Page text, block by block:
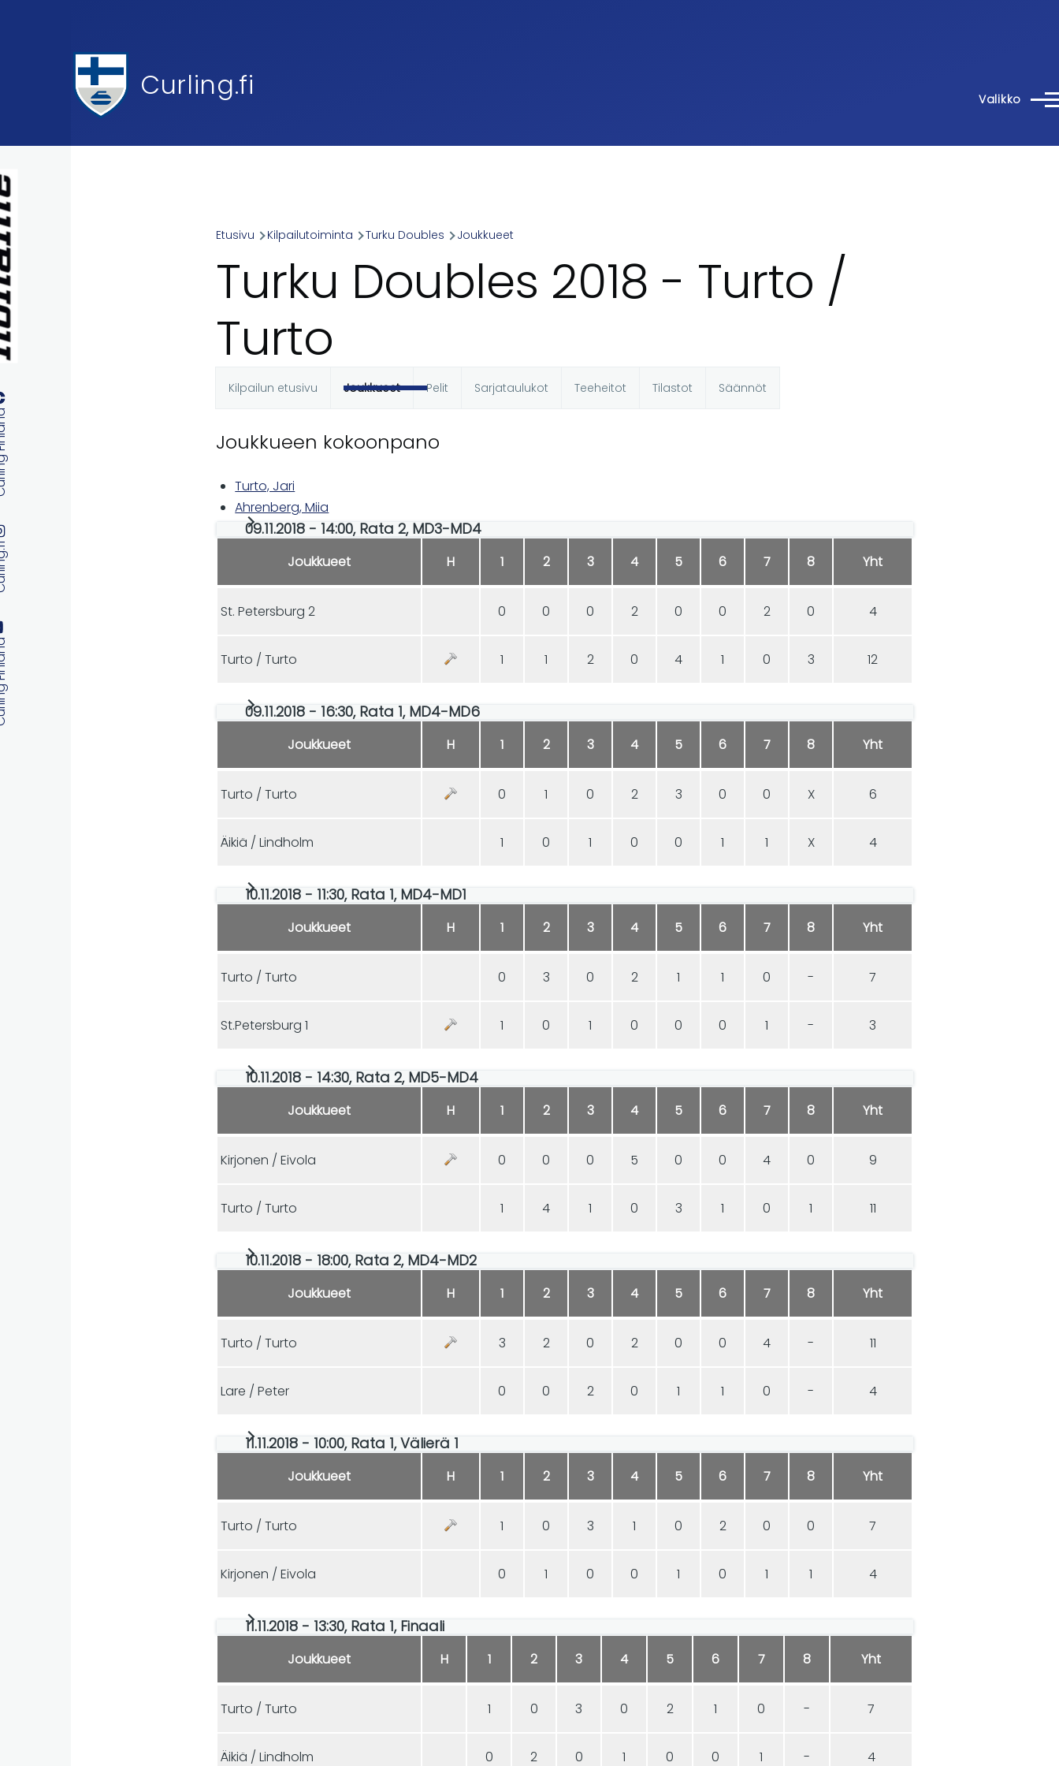
Curling.fi Valikko
Breadcrumb
Etusivu Kilpailutoiminta Turku Doubles Joukkueet
Turku Doubles 2018 - Turto /
Turto
välilehdet
Kilpailun etusivu Joukkueet Pelit Sarjataulukot Teeheitot Tilastot Säännöt
Joukkueen kokoonpano
Turto, Jari
Ahrenberg, Miia
09.11.2018 - 14:00, Rata 2, MD3-MD4
Joukkueet H 1 2 3 4 5 6 7 8 Yht
St. Petersburg 2 0 0 0 2 0 0 2 0 4
Turto / Turto 1 1 2 0 4 1 0 3 12
09.11.2018 - 16:30, Rata 1, MD4-MD6
Joukkueet H 1 2 3 4 5 6 7 8 Yht
Turto / Turto 0 1 0 2 3 0 0 X 6
Äikiä / Lindholm 1 0 1 0 0 1 1 X 4
10.11.2018 - 11:30, Rata 1, MD4-MD1
Joukkueet H 1 2 3 4 5 6 7 8 Yht
Turto / Turto 0 3 0 2 1 1 0 - 7
St.Petersburg 1 1 0 1 0 0 0 1 - 3
10.11.2018 - 14:30, Rata 2, MD5-MD4
Joukkueet H 1 2 3 4 5 6 7 8 Yht
Kirjonen / Eivola 0 0 0 5 0 0 4 0 9
Turto / Turto 1 4 1 0 3 1 0 1 11
10.11.2018 - 18:00, Rata 2, MD4-MD2
Joukkueet H 1 2 3 4 5 6 7 8 Yht
Turto / Turto 3 2 0 2 0 0 4 - 11
Lare / Peter 0 0 2 0 1 1 0 - 4
11.11.2018 - 10:00, Rata 1, Välierä 1
Joukkueet H 1 2 3 4 5 6 7 8 Yht
Turto / Turto 1 0 3 1 0 2 0 0 7
Kirjonen / Eivola 0 1 0 0 1 0 1 1 4
11.11.2018 - 13:30, Rata 1, Finaali
Joukkueet H 1 2 3 4 5 6 7 8 Yht
Turto / Turto 1 0 3 0 2 1 0 - 7
Äikiä / Lindholm 0 2 0 1 0 0 1 - 4